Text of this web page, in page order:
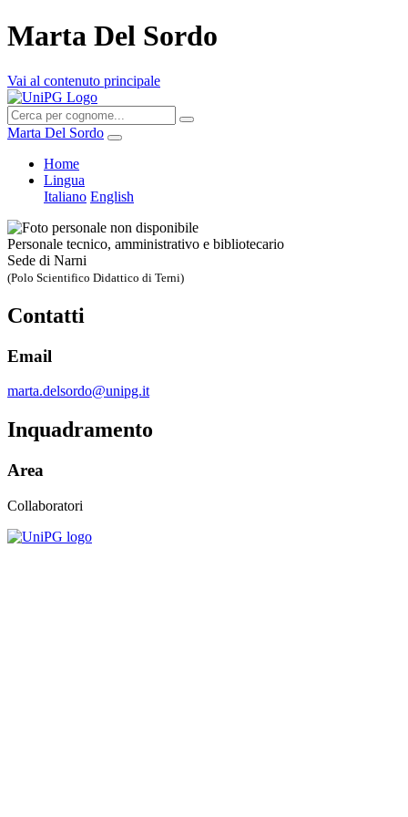
Marta Del Sordo
Vai al contenuto principale
Marta Del Sordo
Home
Lingua
Italiano English
Personale tecnico, amministrativo e bibliotecario
Sede di Narni
(Polo Scientifico Didattico di Terni)
Contatti
Email
marta.delsordo@unipg.it
Inquadramento
Area
Collaboratori